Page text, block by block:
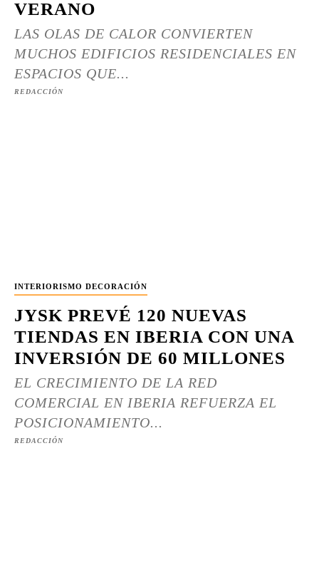
VERANO
LAS OLAS DE CALOR CONVIERTEN
MUCHOS EDIFICIOS RESIDENCIALES EN
ESPACIOS QUE...
REDACCIÓN
INTERIORISMO DECORACIÓN
JYSK PREVÉ 120 NUEVAS
TIENDAS EN IBERIA CON UNA
INVERSIÓN DE 60 MILLONES
EL CRECIMIENTO DE LA RED
COMERCIAL EN IBERIA REFUERZA EL
POSICIONAMIENTO...
REDACCIÓN